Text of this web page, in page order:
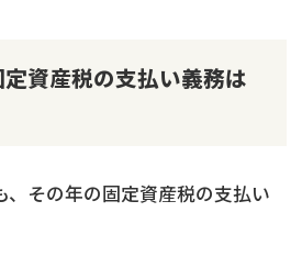
資産税の支払い義務は
、その年の固定資産税の支払い